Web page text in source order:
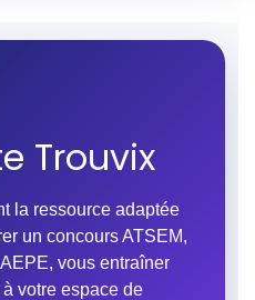
Trouvix
la ressource adaptée
un concours ATSEM,
vous entraîner
votre espace de